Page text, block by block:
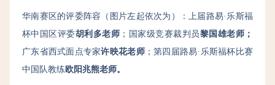
华南赛区的评委阵容（ 图片左起依次为）：上届路易·乐斯福
杯中国区评委胡利多老师 ； 国家级竞赛裁判员黎国雄老师；
广东省西式面点专家许映花老师； 第四届路易·乐斯福杯比赛
中国队教练 欧阳兆熊老师。